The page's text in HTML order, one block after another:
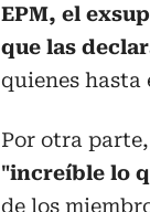
EPM, el
que las
quienes hasta
Por otra
"increíble lo
de los